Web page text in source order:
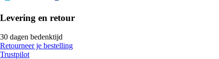
Levering en retour
30 dagen bedenktijd
Retourneer je bestelling
Trustpilot